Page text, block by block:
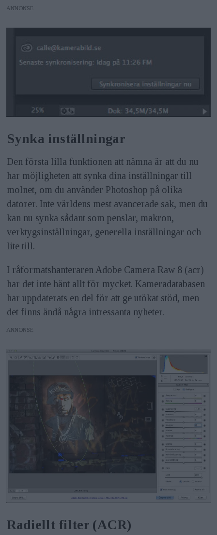
ANNONS
Synka inställningar
Den första lilla funktionen att nämna är att du nu
har möjligheten att synka dina inställningar till
molnet, om du använder Photoshop på olika
datorer. Inte världens mest avancerade sak, men du
kan nu synka sådant som penslar, makron,
verktygsinställningar, generella inställningar och
lite till.
I råformatshanteraren Adobe Camera Raw 8 (acr)
har det inte hänt allt för mycket. Kameradatabasen
har uppdaterats en del för att ge utökat stöd, men
det finns ändå några intressanta nyheter.
ANNONS
Radiellt filter (ACR)